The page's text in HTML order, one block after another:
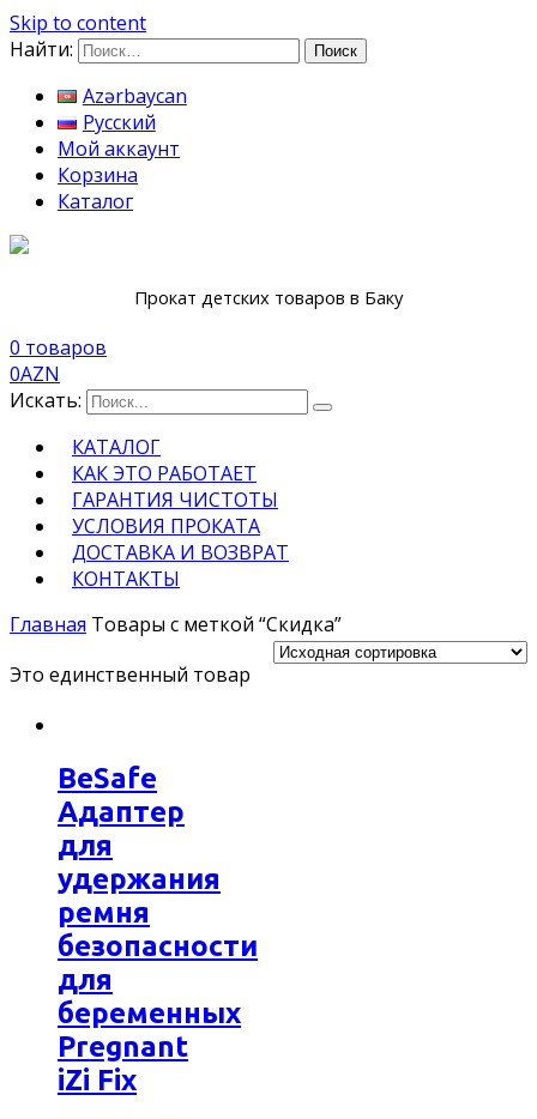
Skip to content
Найти:
Azərbaycan
Русский
Мой аккаунт
Корзина
Каталог
Прокат детских товаров в Баку
0 товаров
0AZN
Искать:
КАТАЛОГ
КАК ЭТО РАБОТАЕТ
ГАРАНТИЯ ЧИСТОТЫ
УСЛОВИЯ ПРОКАТА
ДОСТАВКА И ВОЗВРАТ
КОНТАКТЫ
Главная Товары с меткой “Скидка”
Это единственный товар
BeSafe
Адаптер
для
удержания
ремня
безопасности
для
беременных
Pregnant
iZi Fix